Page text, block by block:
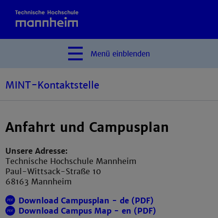
Menü einblenden
MINT-Kontaktstelle
Anfahrt und Campusplan
Unsere Adresse:
Technische Hochschule Mannheim
Paul-Wittsack-Straße 10
68163 Mannheim
Download Campusplan - de (PDF)
Download Campus Map - en (PDF)